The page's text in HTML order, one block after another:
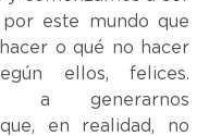
por este mundo que
o qué no hacer
ellos, felices.
a generarnos
en realidad, no